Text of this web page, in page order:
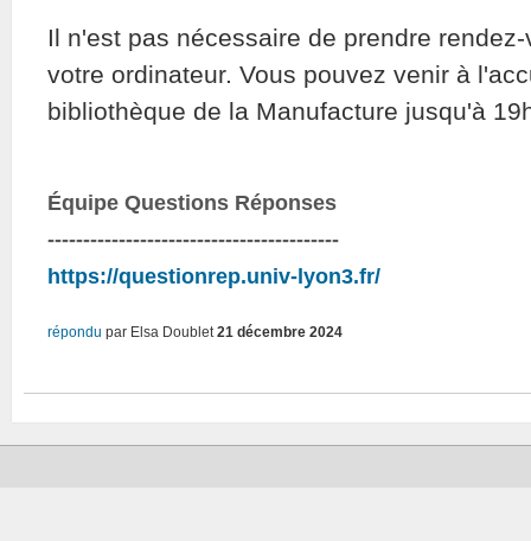
Il n'est pas nécessaire de prendre
votre ordinateur. Vous pouvez venir à
bibliothèque de la Manufacture jusqu'à
Équipe Questions Réponses
-----------------------------------------
https://questionrep.univ-lyon3.fr/
répondu par Elsa Doublet 21 décembre 2024